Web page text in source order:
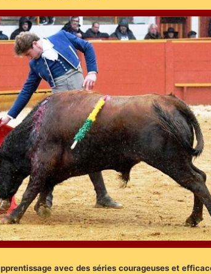
avec des séries courageuses et